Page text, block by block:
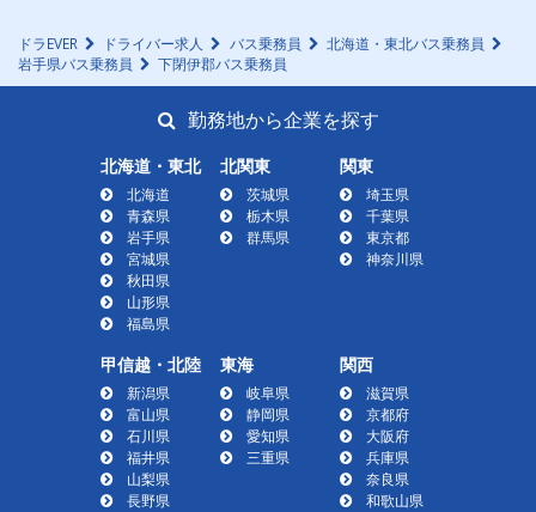
ドラEVER ドライバー求人 バス乗務員
北海道・東北バス乗務員
岩手県バス乗務員
下閉伊郡バス乗務員
勤務地から企業を探す
北海道・東北
北海道
青森県
岩手県
宮城県
秋田県
山形県
福島県
北関東
茨城県
栃木県
群馬県
関東
埼玉県
千葉県
東京都
神奈川県
甲信越・北陸
新潟県
富山県
石川県
福井県
山梨県
長野県
東海
岐阜県
静岡県
愛知県
三重県
関西
滋賀県
京都府
大阪府
兵庫県
奈良県
和歌山県